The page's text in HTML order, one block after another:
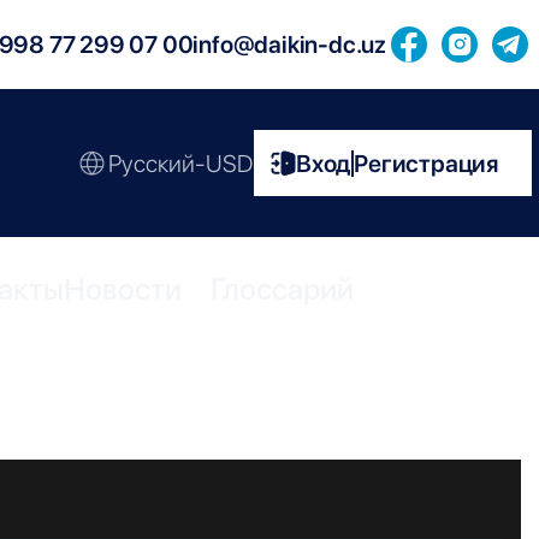
77 299 07 00info@daikin-dc.uz
Русский-USD ВходРегистрация